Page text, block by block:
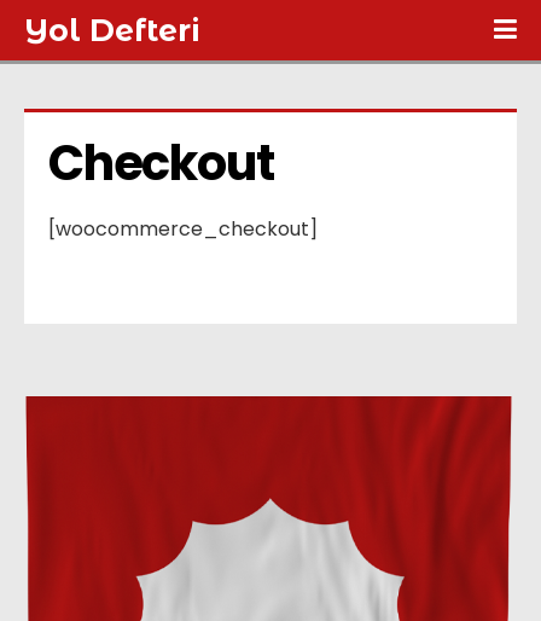
Yol Defteri
Checkout
[woocommerce_checkout]